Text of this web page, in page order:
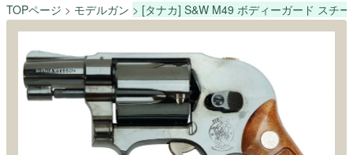
TOPページ モデルガン [タナカ] S&W M49 ボディーガード スチ